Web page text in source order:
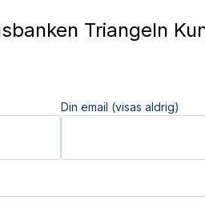
Triangeln
Din email (visas aldrig)